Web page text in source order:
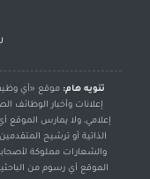
تنويه هام: موقع «أي
إعلانات وأخبار
إعلامي، ولا يمارس
الذاتية أو ترشيح
والشعارات مملوكة
الموقع أي رسوم من